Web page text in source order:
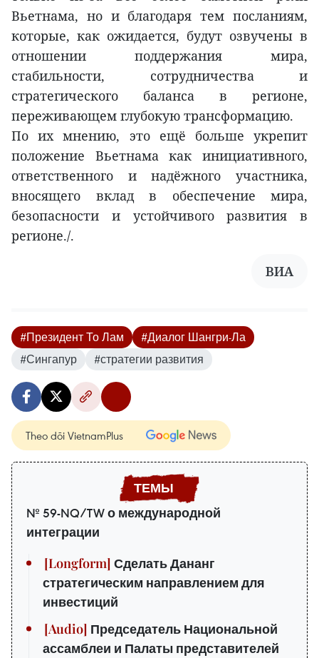
Вьетнама, но и благодаря тем посланиям,
которые, как ожидается, будут озвучены в
отношении поддержания мира,
стабильности, сотрудничества и
стратегического баланса в регионе,
переживающем глубокую трансформацию.
По их мнению, это ещё больше укрепит
положение Вьетнама как инициативного,
ответственного и надёжного участника,
вносящего вклад в обеспечение мира,
безопасности и устойчивого развития в
регионе./.
ВИА
#Президент То Лам
#Диалог Шангри-Ла
#Сингапур
#стратегии развития
Theo dõi VietnamPlus
№ 59-NQ/TW о международной
интеграции
Сделать Дананг
стратегическим направлением для
инвестиций
Председатель Национальной
ассамблеи и Палаты представителей